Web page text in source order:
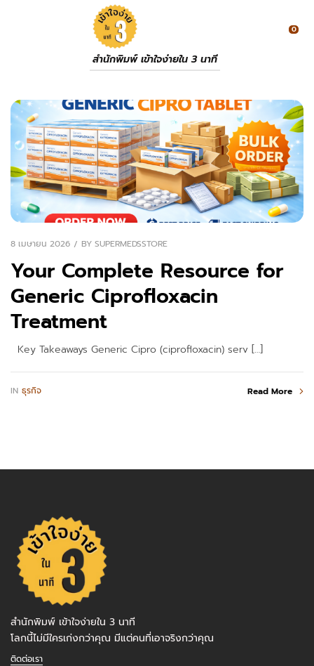
สำนักพิมพ์ เข้าใจง่ายใน 3 นาที
0
8 เมษายน 2026 BY SUPERMEDSSTORE
Your Complete Resource for
Generic Ciprofloxacin
Treatment
Key Takeaways Generic Cipro (ciprofloxacin) serv […]
IN ธุรกิจ Read More
สำนักพิมพ์ เข้าใจง่ายใน 3 นาที
โลกนี้ไม่มีใครเก่งกว่าคุณ มีแต่คนที่เอาจริงกว่าคุณ
ติดต่อเรา